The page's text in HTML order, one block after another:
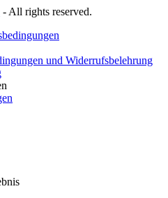
- All rights reserved.
und Widerrufsbelehrung